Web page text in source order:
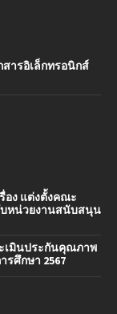
ารอิเล็กทรอนิกส์
อง แต่งตั้งคณะ
บหน่วยงานสนับสนุน
เมินประกันคุณภาพ
ศึกษา 2567